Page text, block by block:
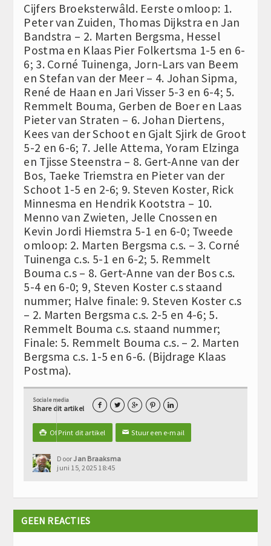
Cijfers Broeksterwâld. Eerste omloop: 1.
Peter van Zuiden, Thomas Dijkstra en Jan
Bandstra – 2. Marten Bergsma, Hessel
Postma en Klaas Pier Folkertsma 1-5 en 6-
6; 3. Corné Tuinenga, Jorn-Lars van Beem
en Stefan van der Meer – 4. Johan Sipma,
René de Haan en Jari Visser 5-3 en 6-4; 5.
Remmelt Bouma, Gerben de Boer en Laas
Pieter van Straten – 6. Johan Diertens,
Kees van der Schoot en Gjalt Sjirk de Groot
5-2 en 6-6; 7. Jelle Attema, Yoram Elzinga
en Tjisse Steenstra – 8. Gert-Anne van der
Bos, Taeke Triemstra en Pieter van der
Schoot 1-5 en 2-6; 9. Steven Koster, Rick
Minnesma en Hendrik Kootstra – 10.
Menno van Zwieten, Jelle Cnossen en
Kevin Jordi Hiemstra 5-1 en 6-0; Tweede
omloop: 2. Marten Bergsma c.s. – 3. Corné
Tuinenga c.s. 5-1 en 6-2; 5. Remmelt
Bouma c.s – 8. Gert-Anne van der Bos c.s.
5-4 en 6-0; 9, Steven Koster c.s staand
nummer; Halve finale: 9. Steven Koster c.s
– 2. Marten Bergsma c.s. 2-5 en 4-6; 5.
Remmelt Bouma c.s. staand nummer;
Finale: 5. Remmelt Bouma c.s. – 2. Marten
Bergsma c.s. 1-5 en 6-6. (Bijdrage Klaas
Postma).
Sociale media
Share dit artikel     
 Of Print dit artikel ✉Stuur een e-mail
DoorJan Braaksma
juni 15, 2025 18:45
GEEN REACTIES